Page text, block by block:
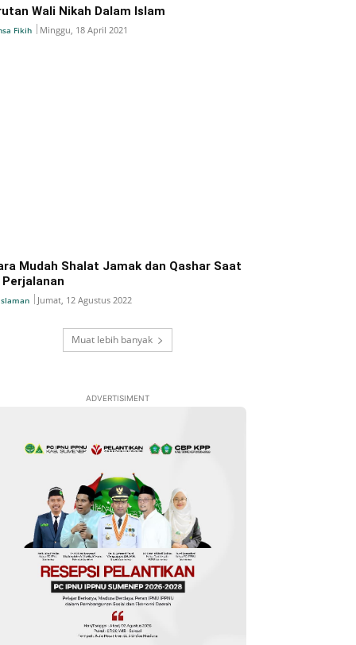
Wali Nikah Dalam Islam
Fikih Minggu, 18 April 2021
Mudah Shalat Jamak dan Qashar Saat
Jumat, 12 Agustus 2022
Muat lebih banyak
ADVERTISIMENT